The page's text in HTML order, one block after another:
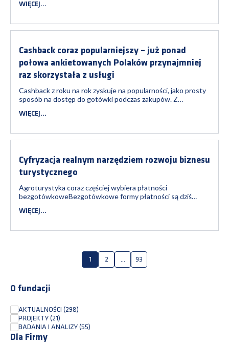
wyborem. Jego popularność we wszystkich grupach
standardowym elementem codziennych decyzji zakupow...
WIĘCEJ...
Cashback coraz popularniejszy – już ponad
połowa ankietowanych Polaków przynajmniej
raz skorzystała z usługi
Cashback z roku na rok zyskuje na popularności, jako prosty
sposób na dostęp do gotówki podczas zakupów. Z
wynika, że możliwość wypłaty gotówki przy kasie podczas
połowa — 53% — przynajmniej raz z...
WIĘCEJ...
Cyfryzacja realnym narzędziem rozwoju biznesu
turystycznego
Agroturystyka coraz częściej wybiera płatności
bezgotówkoweBezgotówkowe formy płatności są dziś
usług po branżę turystyczną, noclegową i gastronomiczną.
a sieć akceptacji w 2025 roku”...
WIĘCEJ...
1 2 ... 93
O fundacji
AKTUALNOŚCI (298)
PROJEKTY (21)
BADANIA I ANALIZY (55)
Dla Firmy